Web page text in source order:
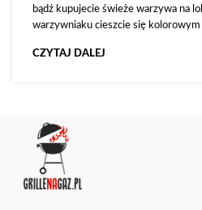
bądź kupujecie świeże warzywa na
warzywniaku cieszcie się
CZYTAJ DALEJ